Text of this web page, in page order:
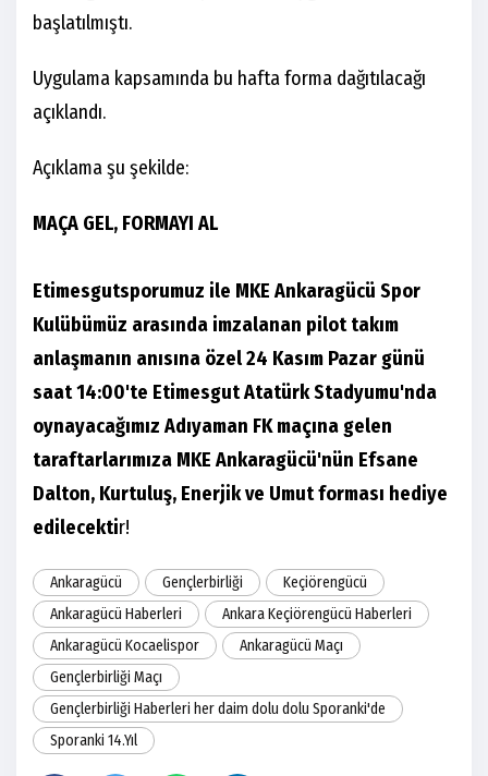
başlatılmıştı.
Uygulama kapsamında bu hafta forma dağıtılacağı
açıklandı.
Açıklama şu şekilde:
MAÇA GEL, FORMAYI AL
Etimesgutsporumuz ile MKE Ankaragücü Spor
Kulübümüz arasında imzalanan pilot takım
anlaşmanın anısına özel 24 Kasım Pazar günü
saat 14:00'te Etimesgut Atatürk Stadyumu'nda
oynayacağımız Adıyaman FK maçına gelen
taraftarlarımıza MKE Ankaragücü'nün Efsane
Dalton, Kurtuluş, Enerjik ve Umut forması hediye
edilecektir!
Ankaragücü Gençlerbirliği
Keçiörengücü
Ankaragücü Haberleri
Ankara Keçiörengücü Haberleri
Ankaragücü Kocaelispor
Ankaragücü Maçı
Gençlerbirliği Maçı
Gençlerbirliği Haberleri her daim dolu dolu Sporanki'de
Sporanki 14.Yıl